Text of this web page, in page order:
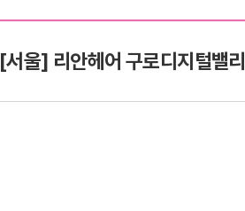
[서울] 리안헤어 구로디지털밸